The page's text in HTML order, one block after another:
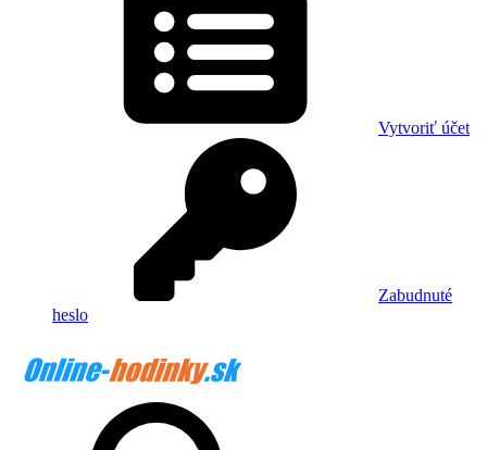
Vytvoriť účet
Zabudnuté
heslo